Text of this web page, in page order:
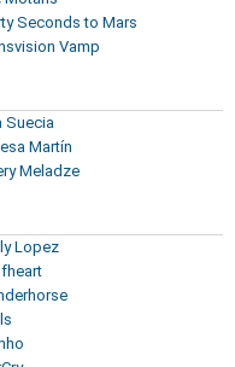
Seconds to Mars
Vamp
Suecia
Martín
Meladze
Lopez